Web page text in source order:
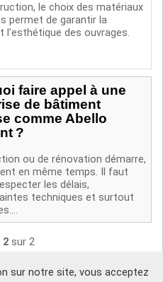
le choix des matériaux
permet de garantir la
l'esthétique des ouvrages.
faire appel à une
de bâtiment
comme Abello
?
ou de rénovation démarre,
en même temps. Il faut
les délais,
techniques et surtout
2 sur 2
sur notre site, vous acceptez